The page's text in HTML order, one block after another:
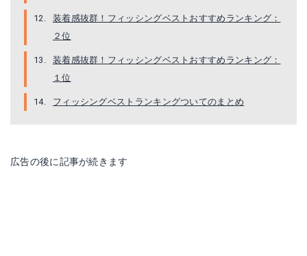
装着感抜群！フィッシングベストおすすめランキング：
２位
装着感抜群！フィッシングベストおすすめランキング：
１位
フィッシングベストランキングついてのまとめ
広告の後に記事が続きます
シマノ VE-011S
Amazonで詳細を見る